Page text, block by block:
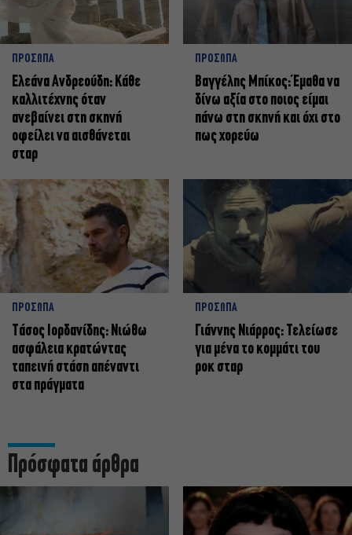
ΠΡΟΣΩΠΑ
Ελεάνα Ανδρεούδη: Κάθε
καλλιτέχνης όταν
ανεβαίνει στη σκηνή
οφείλει να αισθάνεται
σταρ
ΠΡΟΣΩΠΑ
Βαγγέλης Μπίκος: Έμαθα να
δίνω αξία στο ποιος είμαι
πάνω στη σκηνή και όχι στο
πως χορεύω
ΠΡΟΣΩΠΑ
Tάσος Ιορδανίδης: Νιώθω
ασφάλεια κρατώντας
ταπεινή στάση απέναντι
στα πράγματα
ΠΡΟΣΩΠΑ
Γιάννης Νιάρρος: Τελείωσε
για μένα το κομμάτι του
ροκ σταρ
Πρόσφατα άρθρα